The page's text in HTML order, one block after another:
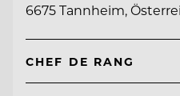
6675 Tannheim,
CHEF DE RANG